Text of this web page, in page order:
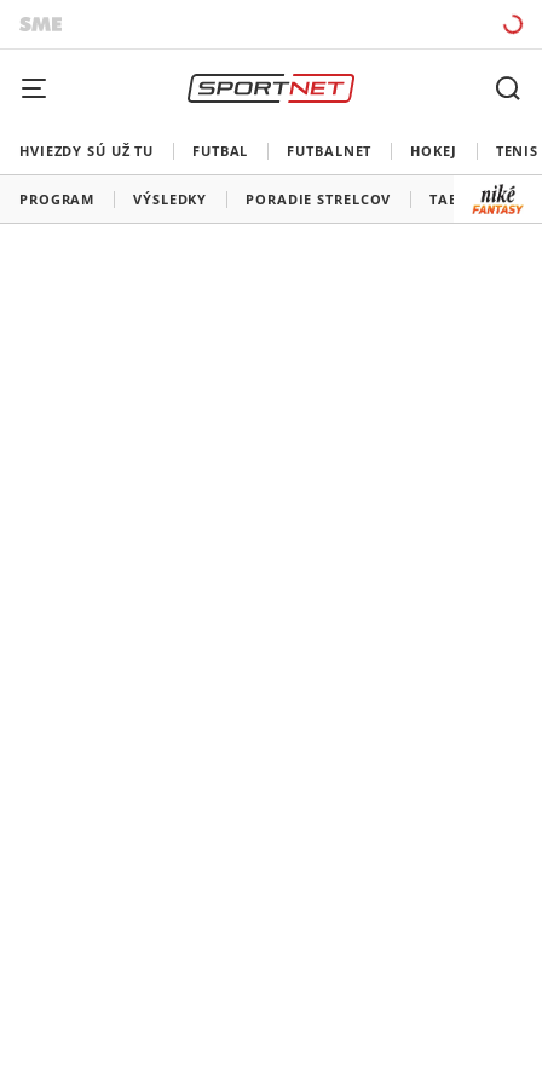
HVIEZDY SÚ UŽ TU FUTBAL FUTBALNET HOKEJ TENIS
PROGRAM VÝSLEDKY PORADIE STRELCOV TABUĽKY A